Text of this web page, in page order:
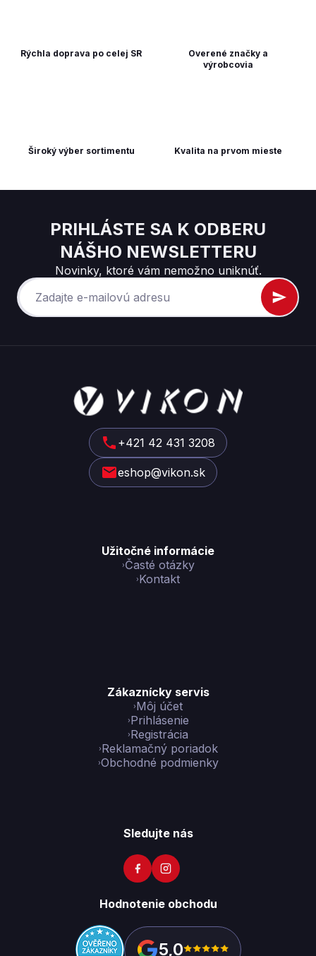
Kvalita na prvom mieste
Overené značky a
výrobcovia
Rýchla doprava po celej SR
Široký výber sortimentu
PRIHLÁSTE SA K ODBERU
NÁŠHO NEWSLETTERU
Novinky, ktoré vám nemožno uniknúť.
+421 42 431 3208
eshop@vikon.sk
Užitočné informácie
Časté otázky
Kontakt
Zákaznícky servis
Môj účet
Prihlásenie
Registrácia
Reklamačný poriadok
Obchodné podmienky
Sledujte nás
Hodnotenie obchodu
5,0